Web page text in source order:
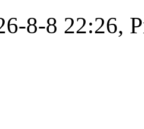
8-8 22:26,